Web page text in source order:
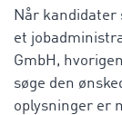
Når kandidater
et
GmbH,
søge den
oplysninger er